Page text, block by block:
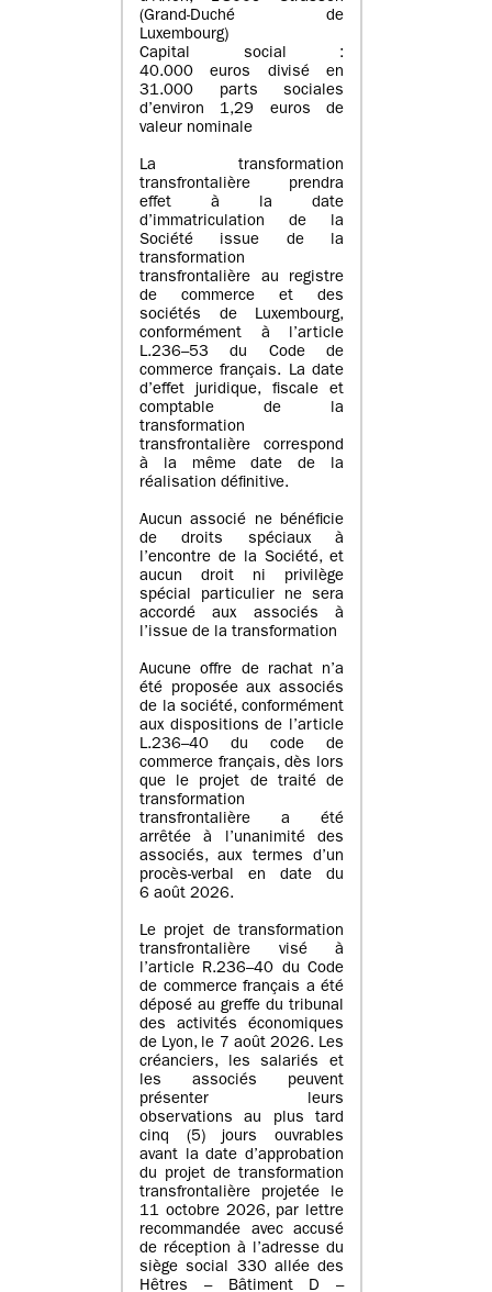
(Grand-Duché de
Luxembourg)
Capital social :
40.000 euros divisé en
31.000 parts sociales
d’environ 1,29 euros de
valeur nominale
La transformation
transfrontalière prendra
effet à la date
d’immatriculation de la
Société issue de la
transformation
transfrontalière au registre
de commerce et des
sociétés de Luxembourg,
conformément à l’article
L.236–53 du Code de
commerce français. La date
d’effet juridique, fiscale et
comptable de la
transformation
transfrontalière correspond
à la même date de la
réalisation définitive.
Aucun associé ne bénéficie
de droits spéciaux à
l’encontre de la Société, et
aucun droit ni privilège
spécial particulier ne sera
accordé aux associés à
l’issue de la transformation
Aucune offre de rachat n’a
été proposée aux associés
de la société, conformément
aux dispositions de l’article
L.236–40 du code de
commerce français, dès lors
que le projet de traité de
transformation
transfrontalière a été
arrêtée à l’unanimité des
associés, aux termes d’un
procès-verbal en date du
6 août 2026.
Le projet de transformation
transfrontalière visé à
l’article R.236–40 du Code
de commerce français a été
déposé au greffe du tribunal
des activités économiques
de Lyon, le 7 août 2026. Les
créanciers, les salariés et
les associés peuvent
présenter leurs
observations au plus tard
cinq (5) jours ouvrables
avant la date d’approbation
du projet de transformation
transfrontalière projetée le
11 octobre 2026, par lettre
recommandée avec accusé
de réception à l’adresse du
siège social 330 allée des
Hêtres – Bâtiment D –